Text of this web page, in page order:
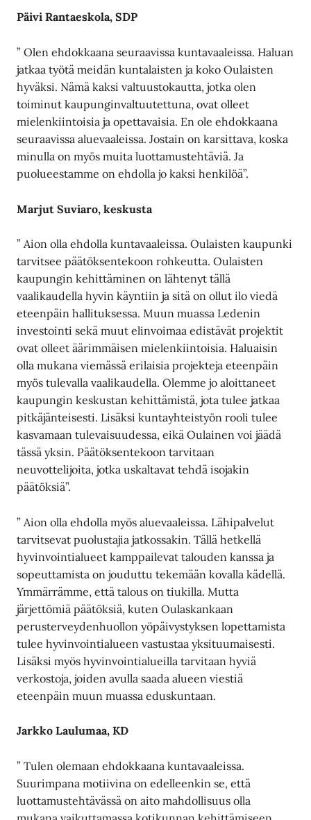
Päivi Rantaeskola, SDP
” Olen ehdokkaana seuraavissa kuntavaaleissa. Haluan
jatkaa työtä meidän kuntalaisten ja koko Oulaisten
hyväksi. Nämä kaksi valtuustokautta, jotka olen
toiminut kaupunginvaltuutettuna, ovat olleet
mielenkiintoisia ja opettavaisia. En ole ehdokkaana
seuraavissa aluevaaleissa. Jostain on karsittava, koska
minulla on myös muita luottamustehtäviä. Ja
puolueestamme on ehdolla jo kaksi henkilöä”.
Marjut Suviaro, keskusta
” Aion olla ehdolla kuntavaaleissa. Oulaisten kaupunki
tarvitsee päätöksentekoon rohkeutta. Oulaisten
kaupungin kehittäminen on lähtenyt tällä
vaalikaudella hyvin käyntiin ja sitä on ollut ilo viedä
eteenpäin hallituksessa. Muun muassa Ledenin
investointi sekä muut elinvoimaa edistävät projektit
ovat olleet äärimmäisen mielenkiintoisia. Haluaisin
olla mukana viemässä erilaisia projekteja eteenpäin
myös tulevalla vaalikaudella. Olemme jo aloittaneet
kaupungin keskustan kehittämistä, jota tulee jatkaa
pitkäjänteisesti. Lisäksi kuntayhteistyön rooli tulee
kasvamaan tulevaisuudessa, eikä Oulainen voi jäädä
tässä yksin. Päätöksentekoon tarvitaan
neuvottelijoita, jotka uskaltavat tehdä isojakin
päätöksiä”.
” Aion olla ehdolla myös aluevaaleissa. Lähipalvelut
tarvitsevat puolustajia jatkossakin. Tällä hetkellä
hyvinvointialueet kamppailevat talouden kanssa ja
sopeuttamista on jouduttu tekemään kovalla kädellä.
Ymmärrämme, että talous on tiukilla. Mutta
järjettömiä päätöksiä, kuten Oulaskankaan
perusterveydenhuollon yöpäivystyksen lopettamista
tulee hyvinvointialueen vastustaa yksituumaisesti.
Lisäksi myös hyvinvointialueilla tarvitaan hyviä
verkostoja, joiden avulla saada alueen viestiä
eteenpäin muun muassa eduskuntaan.
Jarkko Laulumaa, KD
” Tulen olemaan ehdokkaana kuntavaaleissa.
Suurimpana motiivina on edelleenkin se, että
luottamustehtävässä on aito mahdollisuus olla